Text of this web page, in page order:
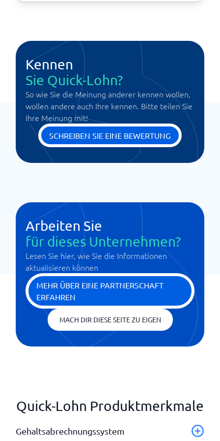
Kennen
Sie Quick-Lohn?
So wie Sie die Meinung anderer kennen wollen,
wollen andere auch Ihre kennen. Bitte teilen Sie
Ihre Meinung mit!
SCHREIBEN SIE EINE BEWERTUNG
Arbeiten Sie
für dieses Unternehmen?
Lesen Sie hier, wie Sie die Informationen
aktualisieren können
MEHR ÜBER EINE PARTNERSCHAFT
ERFAHREN
MACH DIR DIESE SEITE ZU EIGEN
Quick-Lohn Produktmerkmale
Gehaltsabrechnungssystem